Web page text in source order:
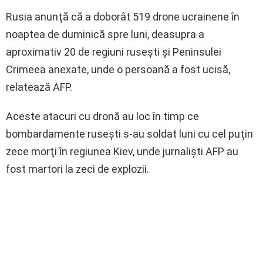
Rusia anunţă că a doborât 519 drone ucrainene în
noaptea de duminică spre luni, deasupra a
aproximativ 20 de regiuni ruseşti şi Peninsulei
Crimeea anexate, unde o persoană a fost ucisă,
relatează AFP.
Aceste atacuri cu dronă au loc în timp ce
bombardamente ruseşti s-au soldat luni cu cel puţin
zece morţi în regiunea Kiev, unde jurnalişti AFP au
fost martori la zeci de explozii.